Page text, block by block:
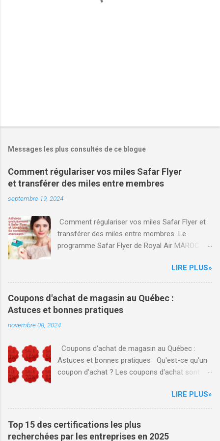
Messages les plus consultés de ce blogue
Comment régulariser vos miles Safar Flyer
et transférer des miles entre membres
septembre 19, 2024
Comment régulariser vos miles Safar Flyer et
transférer des miles entre membres Le
programme Safar Flyer de Royal Air MAROC
familles souhaitant maximiser leurs voyages.
Voici un aperçu des fonctionnalités de Safar
Flyer Famille, ainsi que des conseils sur la
régularisation, le transfert des miles et
l'enregistrement de vols manquants. Safar Flyer
Family Safar Flyer permet aux familles de
de façon individuel et après regrouper les miles
en créant un compte famille, ce qui facilite
l'accumulation de miles. Chaque membre peut
permettant d’atteindre plus rapidement des
récompenses. Pour inscrire vos proches :
Inscription : Chaque membre de la famille doit
créer un compte Safar Flyer individuel, après le
LIRE PLUS»
Coupons d'achat de magasin au Québec :
Astuces et bonnes pratiques
novembre 08, 2024
Coupons d'achat de magasin au Québec :
Astuces et bonnes pratiques Qu'est-ce qu'un
coupon d'achat ? Les coupons d'achat sont
consommateurs d'obtenir des prix avantageux
sur leurs achats dans divers magasins. Au
Québec, ces coupons sont devenus un outil
incontournable pour les consommateurs
LIRE PLUS»
Top 15 des certifications les plus
recherchées par les entreprises en 2025